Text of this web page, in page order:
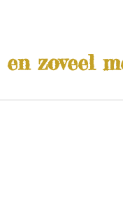
zoveel